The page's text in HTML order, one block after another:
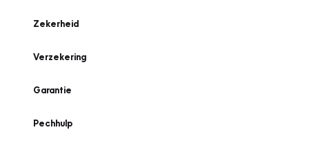
Zekerheid
Verzekering
Garantie
Pechhulp